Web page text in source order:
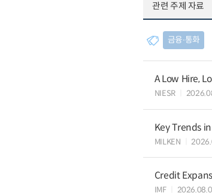
관련 주제 자료
금융∙통화
A Low Hire,
NIESR
Key Trends
MILKEN
Credit
IMF